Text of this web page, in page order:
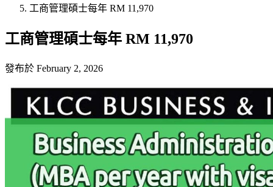
工商管理碩士每年 RM 11,970
工商管理碩士每年 RM 11,970
發布於 February 2, 2026